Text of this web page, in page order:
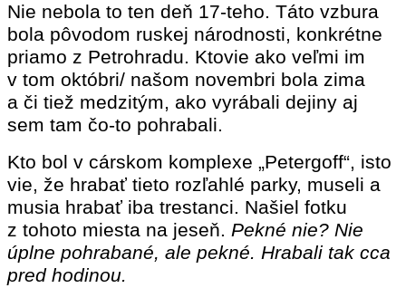
Nie nebola to ten deň 17-teho. Táto vzbura
bola pôvodom ruskej národnosti, konkrétne
priamo z Petrohradu. Ktovie ako veľmi im
v tom októbri/ našom novembri bola zima
a či tiež medzitým, ako vyrábali dejiny aj
sem tam čo-to pohrabali.
Kto bol v cárskom komplexe „Petergoff“, isto
vie, že hrabať tieto rozľahlé parky, museli a
musia hrabať iba trestanci. Našiel fotku
z tohoto miesta na jeseň. Pekné nie? Nie
úplne pohrabané, ale pekné. Hrabali tak cca
pred hodinou.